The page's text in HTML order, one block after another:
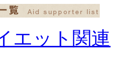
エット関連